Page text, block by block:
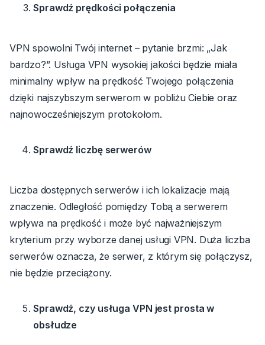
Sprawdź prędkości połączenia
VPN spowolni Twój internet – pytanie brzmi: „Jak
bardzo?”. Usługa VPN wysokiej jakości będzie miała
minimalny wpływ na prędkość Twojego połączenia
dzięki najszybszym serwerom w pobliżu Ciebie oraz
najnowocześniejszym protokołom.
Sprawdź liczbę serwerów
Liczba dostępnych serwerów i ich lokalizacje mają
znaczenie. Odległość pomiędzy Tobą a serwerem
wpływa na prędkość i może być najważniejszym
kryterium przy wyborze danej usługi VPN. Duża liczba
serwerów oznacza, że serwer, z którym się połączysz,
nie będzie przeciążony.
Sprawdź, czy usługa VPN jest prosta w
obsłudze